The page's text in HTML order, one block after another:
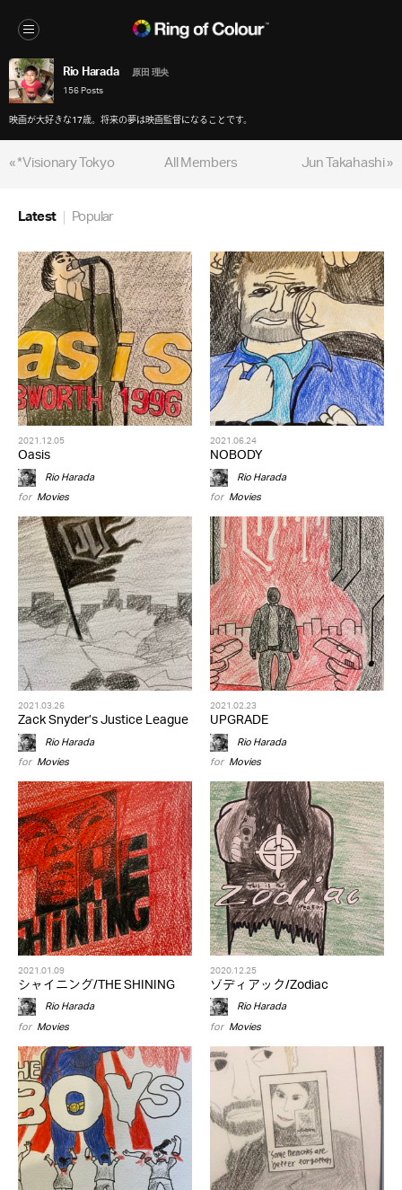
Rio Harada
原田 理央
156 Posts
映画が大好きな17歳。将来の夢は映画監督になることです。
« *Visionary Tokyo Jun Takahashi »
All Members
Latest Popular
2021.12.05
Oasis
Rio Harada
for Movies
2021.06.24
NOBODY
Rio Harada
for Movies
2021.03.26
Zack Snyder’s Justice League
Rio Harada
for Movies
2021.02.23
UPGRADE
Rio Harada
for Movies
2021.01.09
シャイニング/THE SHINING
Rio Harada
for Movies
2020.12.25
ゾディアック/Zodiac
Rio Harada
for Movies